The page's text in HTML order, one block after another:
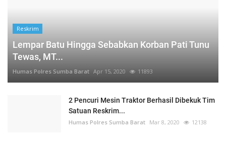
Reskrim
Lempar Batu Hingga Sebabkan Korban Pati Tunu
Tewas, MT...
Humas Polres Sumba Barat Apr 15, 2020 11893
2 Pencuri Mesin Traktor Berhasil Dibekuk Tim
Satuan Reskrim...
Humas Polres Sumba Barat Mar 8, 2020 12138